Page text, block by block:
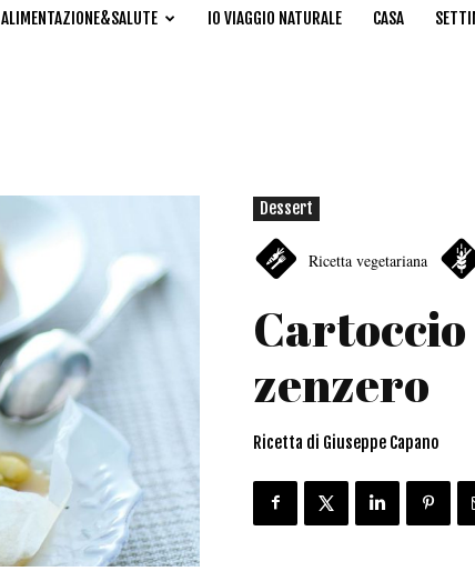
ALIMENTAZIONE&SALUTE IO VIAGGIO NATURALE CASA
Dessert
Ricetta vegetariana
zenzero
Ricetta di Giuseppe Capano